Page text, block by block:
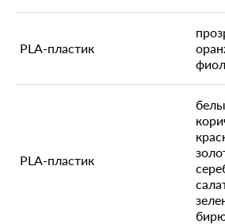
PLA-пластик
PLA-пластик